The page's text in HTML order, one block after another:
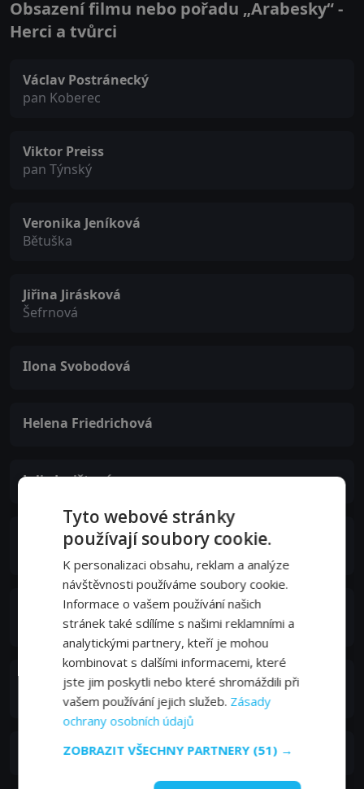
Obsazení filmu nebo pořadu „Arabesky“ -
Herci a tvůrci
Václav Postránecký
pan Koberec
Viktor Preiss
pan Týnský
Veronika Jeníková
Bětuška
Jiřina Jirásková
Šefrnová
Ilona Svobodová
Helena Friedrichová
Julie Jurištová
Markéta Vosková
Zdena Hadrbolcová
bytná Koberce
Simona Vrbická
Matylda
Zdena Hadrbolcová
Tyto webové stránky
používají soubory cookie.
K personalizaci obsahu, reklam a analýze
návštěvnosti používáme soubory cookie.
Informace o vašem používání našich
stránek také sdílíme s našimi reklamními a
analytickými partnery, kteří je mohou
kombinovat s dalšími informacemi, které
jste jim poskytli nebo které shromáždili při
vašem používání jejich služeb. Zásady
ochrany osobních údajů
ZOBRAZIT VŠECHNY PARTNERY (51) →